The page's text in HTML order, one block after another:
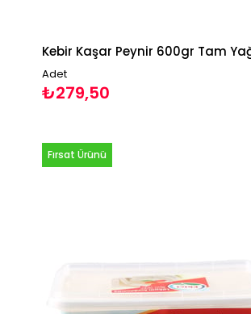
Adet
₺279,50
Fırsat Ürünü